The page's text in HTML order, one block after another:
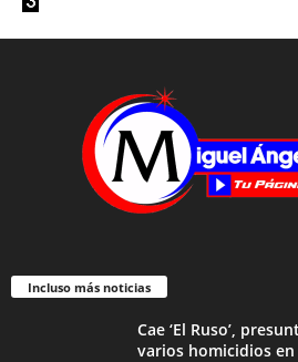
Incluso más noticias
Cae ‘El Ruso’,
varios homicidios en